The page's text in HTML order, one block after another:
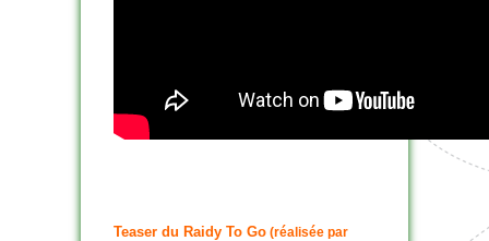
Teaser du Raidy To Go (réalisée par